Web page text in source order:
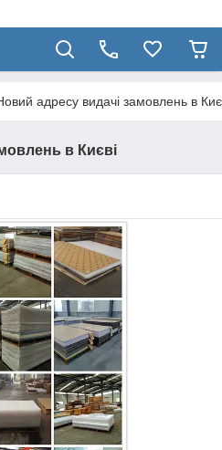
адресу видачі замовлень в
в Києві